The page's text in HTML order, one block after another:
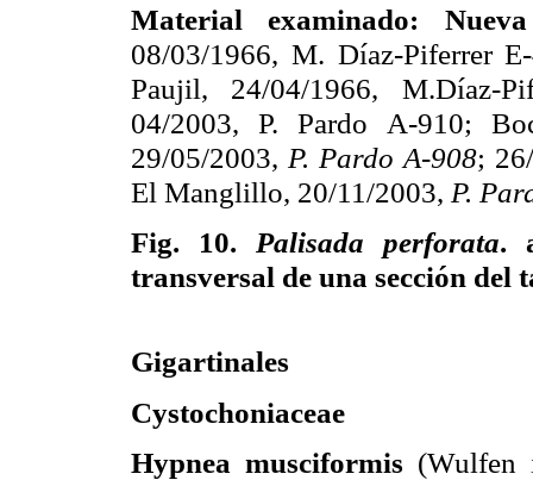
Material examinado:
08/03/1966, M. Díaz-Piferrer
Paujil, 24/04/1966, M.Díaz-
04/2003, P. Pardo A-910;
29/05/2003, P. Pardo A-908;
El Manglillo, 20/11/2003, P.
Fig. 10.
Palisada perforata.
transversal de una sección del
Gigartinales
Cystochoniaceae
Hypnea musciformis (Wulfen